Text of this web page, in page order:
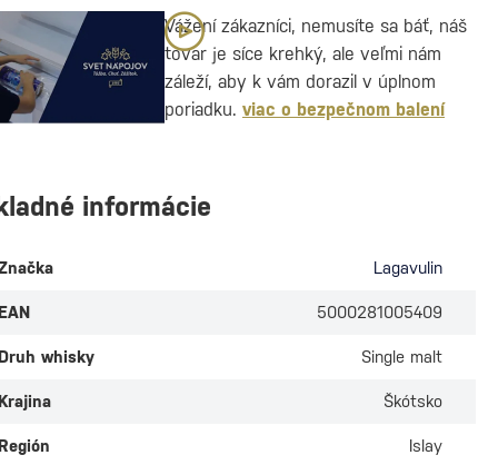
Vážení zákazníci, nemusíte sa báť, náš
tovar je síce krehký, ale veľmi nám
záleží, aby k vám dorazil v úplnom
poriadku. viac o bezpečnom balení
informácie
Lagavulin
EAN 5000281005409
Druh whisky Single malt
Krajina Škótsko
Región Islay